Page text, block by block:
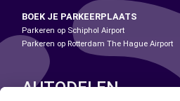
BOEK JE PARKEERPLAATS
Parkeren op Schiphol Airport
Parkeren op Rotterdam The Hague Airport
AUTODELEN